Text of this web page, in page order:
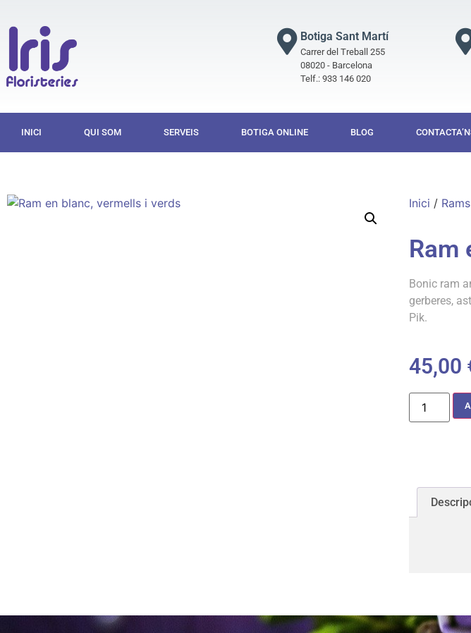
Botiga Sant Martí
Carrer del Treball 255
08020 - Barcelona
Telf.: 933 146 020
INICI QUI SOM SERVEIS BOTIGA ONLINE BLOG
Inici /
Ram
Bonic ram
gerberes,
Pik.
45,00